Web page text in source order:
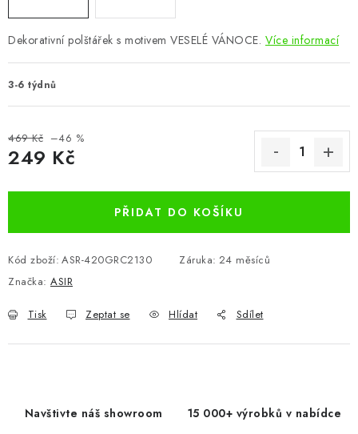
VÝPRODEJ
Vše o nákupu Info
Reklamace a odstoupení od smlouvy
Kontakty
Dekorativní polštářek s motivem VESELÉ VÁNOCE. Více informací
3-6 týdnů
469 Kč –46 %
249 Kč
PŘIDAT DO KOŠÍKU
Kód zboží: ASR-420GRC2130 Záruka: 24 měsíců
Značka: ASIR
Tisk Zeptat se Hlídat Sdílet
Navštivte náš showroom 15 000+ výrobků v nabídce